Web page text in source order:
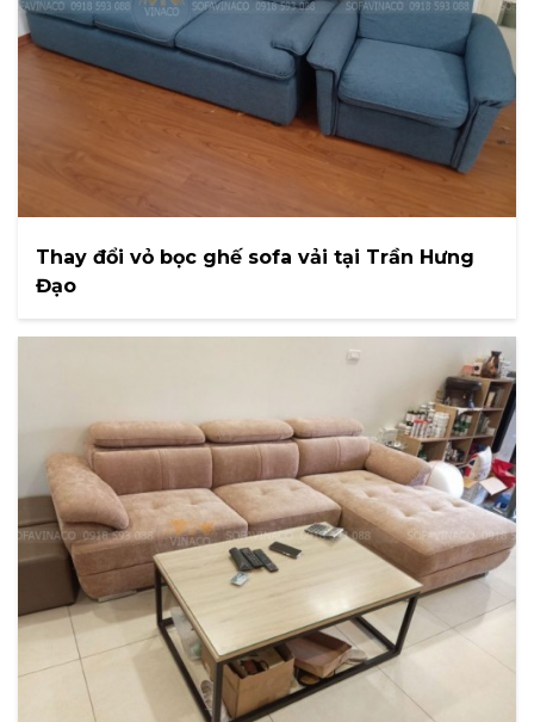
Thay đổi vỏ bọc ghế sofa vải tại Trần Hưng
Đạo